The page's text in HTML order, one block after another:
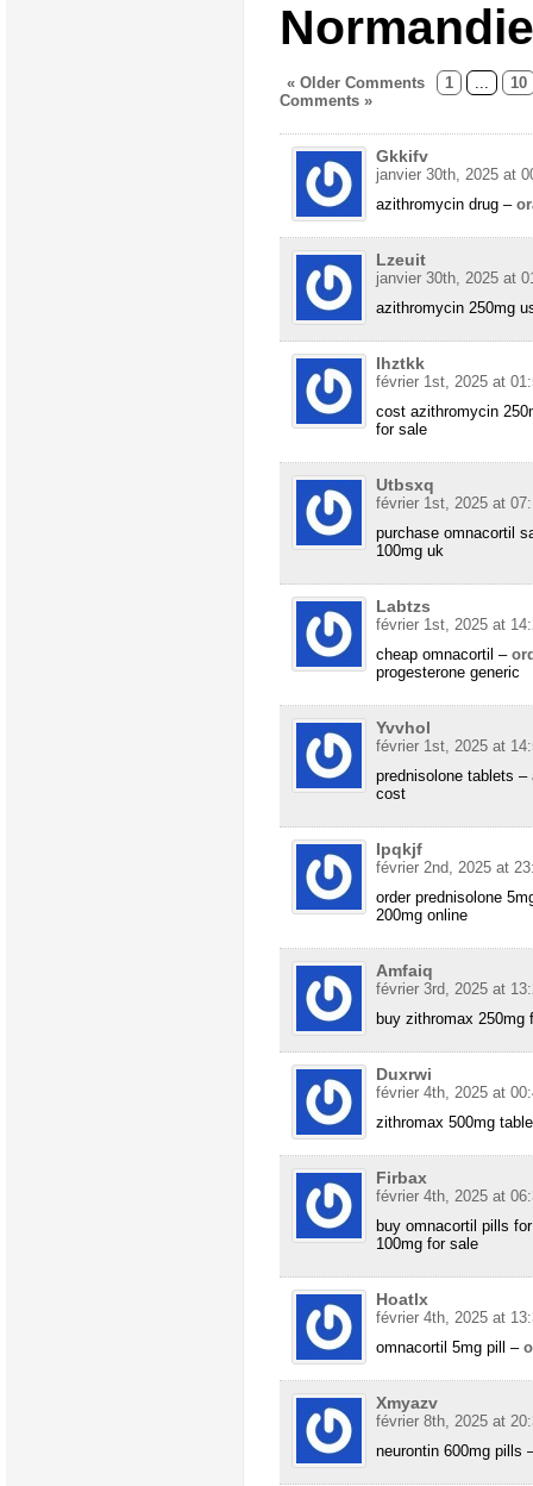
« Older Comments 1
10
Comments »
Gkkifv
janvier 30th, 2025 at
azithromycin drug –
Lzeuit
janvier 30th, 2025 at
azithromycin 250mg
Ihztkk
février 1st, 2025 at
cost azithromycin
for sale
Utbsxq
février 1st, 2025 at
purchase omnacortil
100mg uk
Labtzs
février 1st, 2025 at
cheap omnacortil –
progesterone generic
Yvvhol
février 1st, 2025 at
prednisolone tablets –
cost
Ipqkjf
février 2nd, 2025 at
order prednisolone
200mg online
Amfaiq
février 3rd, 2025 at
buy zithromax
Duxrwi
février 4th, 2025 at
zithromax 500mg
Firbax
février 4th, 2025 at
buy omnacortil pills
100mg for sale
Hoatlx
février 4th, 2025 at
omnacortil 5mg pill –
Xmyazv
février 8th, 2025 at
neurontin 600mg pills